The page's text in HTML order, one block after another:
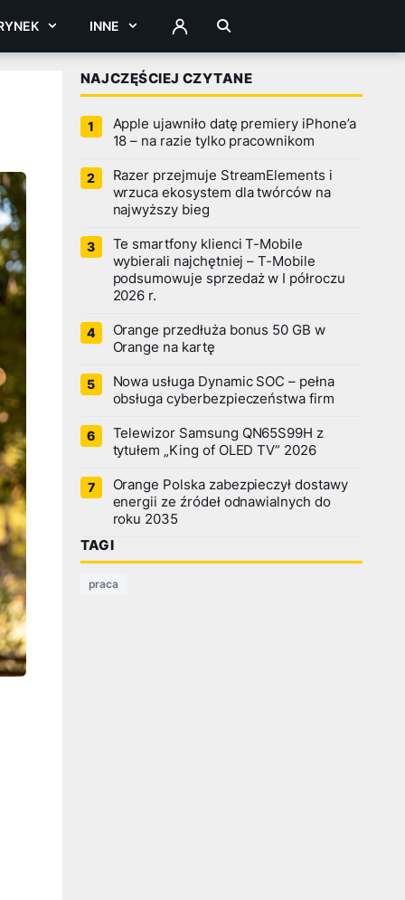
INNE ZALOGUJ
NAJCZĘŚCIEJ CZYTANE
Apple ujawniło datę premiery iPhone’a
18 – na razie tylko pracownikom
Razer przejmuje StreamElements i
wrzuca ekosystem dla twórców na
najwyższy bieg
Te smartfony klienci T-Mobile
wybierali najchętniej – T-Mobile
podsumowuje sprzedaż w I półroczu
2026 r.
Orange przedłuża bonus 50 GB w
Orange na kartę
Nowa usługa Dynamic SOC – pełna
obsługa cyberbezpieczeństwa firm
Telewizor Samsung QN65S99H z
tytułem „King of OLED TV” 2026
Orange Polska zabezpieczył dostawy
energii ze źródeł odnawialnych do
roku 2035
TAGI
praca